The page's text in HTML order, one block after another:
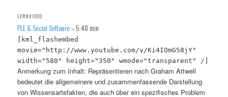
LERNVIDEO
PLE & Social Software – 5:48 min
[kml_flashembed
movie="http://www.youtube.com/v/Ki4IOmG58jY"
width="580" height="350" wmode="transparent" /]
Anmerkung zum Inhalt: Repräsentieren nach Graham Attwell
bedeutet die allgemeinere und zusammenfassende Darstellung
von Wissensartefakten, die auch über ein spezifisches Problem